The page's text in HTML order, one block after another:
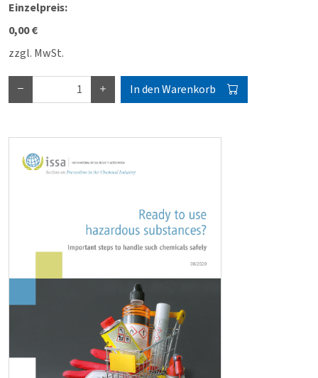
Einzelpreis:
0,00 €
zzgl. MwSt.
In den Warenkorb